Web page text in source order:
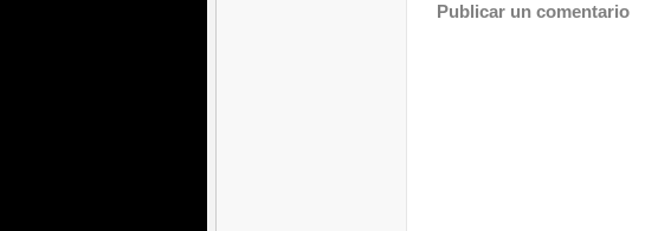
Publicar un comentario